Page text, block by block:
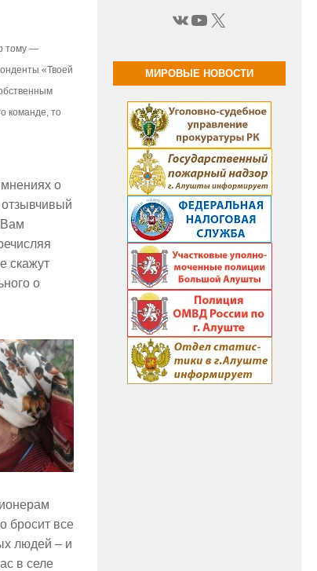
тому —
«Твоей
команде, то
о
отзывчивый
скажут
о
бросит все
людей – и
в селе
ВКонтакте
YouTube
X
МИРОВЫЕ НОВОСТИ